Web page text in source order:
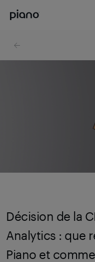
Décision de la
Analytics : que
Piano et